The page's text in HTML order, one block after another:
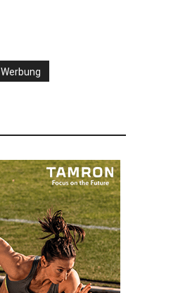
Werbung